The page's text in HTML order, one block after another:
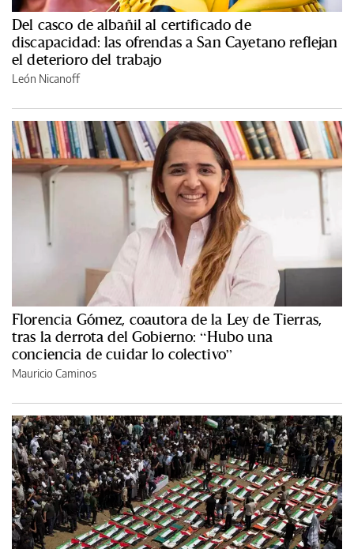
Del casco de albañil al certificado de
discapacidad: las ofrendas a San Cayetano reflejan
el deterioro del trabajo
León Nicanoff
Florencia Gómez, coautora de la Ley de Tierras,
tras la derrota del Gobierno: “Hubo una
conciencia de cuidar lo colectivo”
Mauricio Caminos